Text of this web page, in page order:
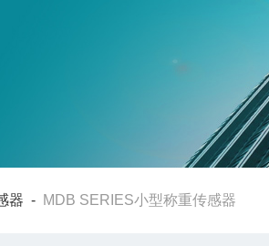
器 - MDB SERIES小型称重传感器